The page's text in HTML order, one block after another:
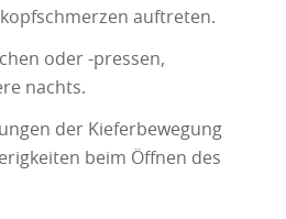
auftreten.
oder -pressen,
nachts.
der Kieferbewegung
beim Öffnen des